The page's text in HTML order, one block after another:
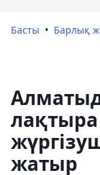
Басты Барлық
лақтыра
жатыр